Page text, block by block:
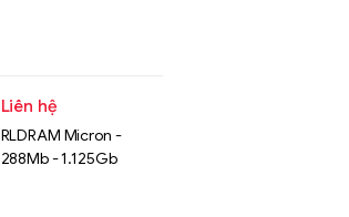
Liên hệ
RLDRAM Micron -
288Mb - 1.125Gb